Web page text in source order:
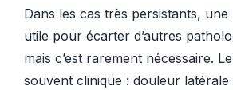
Dans les cas très persistants,
utile pour écarter d’autres
mais c’est rarement nécessaire.
souvent clinique : douleur